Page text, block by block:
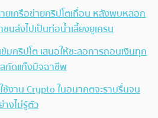
ยเครือข่ายคริปโตเถื่อน หลังพบหลอก
ชนส่งไปเป็นท่อน้ำเลี้ยงยูเครน
คริปโต เสนอให้ชะลอการถอนเงินทุก
กัดแก๊งมิจฉาชีพ
ช้งาน Crypto ในอนาคตจะราบรื่นจน
งไม่รู้ตัว